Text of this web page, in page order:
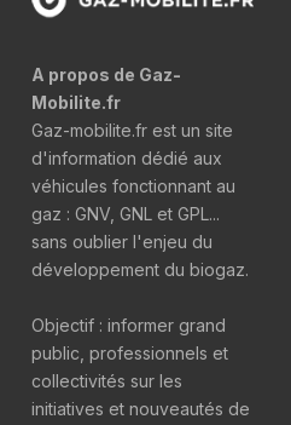
A propos de Gaz-
Mobilite.fr
Gaz-mobilite.fr est un site
d'information dédié aux
véhicules fonctionnant au
gaz : GNV, GNL et GPL...
sans oublier l'enjeu du
développement du biogaz.
Objectif : informer grand
public, professionnels et
collectivités sur les
initiatives et nouveautés de